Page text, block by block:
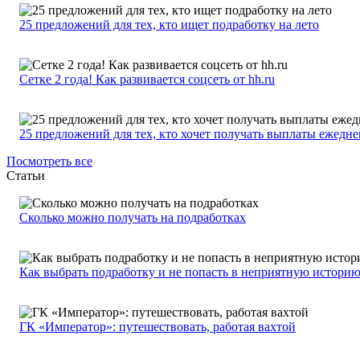
25 предложений для тех, кто ищет подработку на лето
Сетке 2 года! Как развивается соцсеть от hh.ru
25 предложений для тех, кто хочет получать выплаты
Посмотреть все
Статьи
Сколько можно получать на подработках
Как выбрать подработку и не попасть в неприятную историю
ГК «Император»: путешествовать, работая вахтой